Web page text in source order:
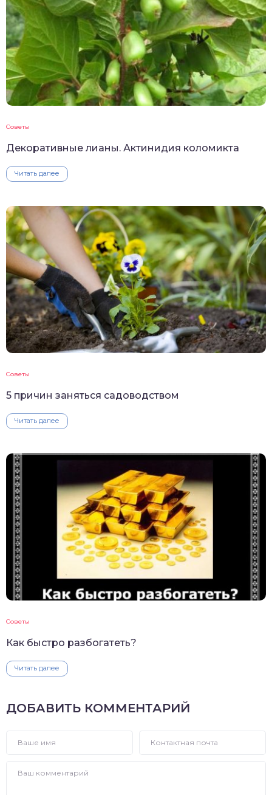
Советы
Декоративные лианы. Актинидия коломикта
Читать далее
Советы
5 причин заняться садоводством
Читать далее
Советы
Как быстро разбогатеть?
Читать далее
ДОБАВИТЬ КОММЕНТАРИЙ